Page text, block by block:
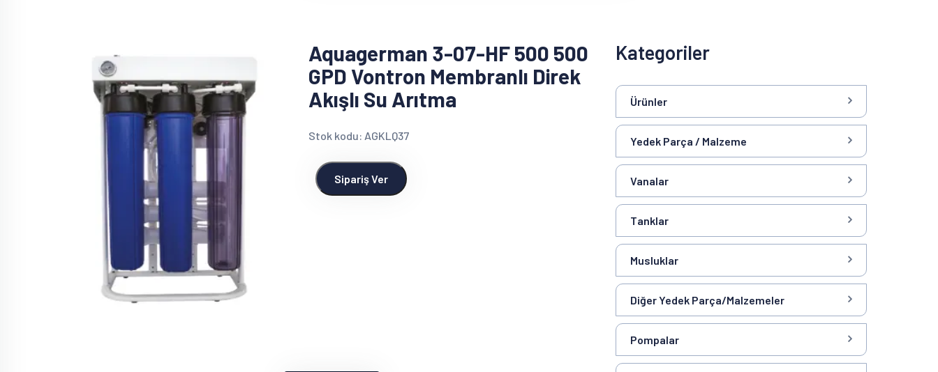
Aquagerman 3-07-HF 500 500
GPD Vontron Membranlı Direk
Akışlı Su Arıtma
Stok kodu: AGKLQ37
Sipariş Ver
Kategoriler
Ürünler
Yedek Parça / Malzeme
Vanalar
Tanklar
Musluklar
Diğer Yedek Parça/Malzemeler
Pompalar